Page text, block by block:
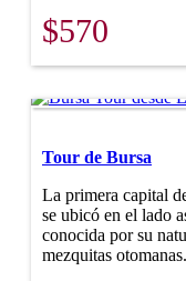
$570
Tour de Bursa
La primera capital
se ubicó en el lado
conocida por su
mezquitas otomanas.